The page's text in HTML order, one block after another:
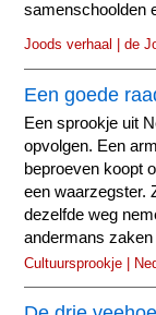
samenschoolden
Joods verhaal | de
Een goede
Een sprookje uit
opvolgen. Een
beproeven koopt
een waarzegster.
dezelfde weg
andermans zaken
Cultuursprookje |